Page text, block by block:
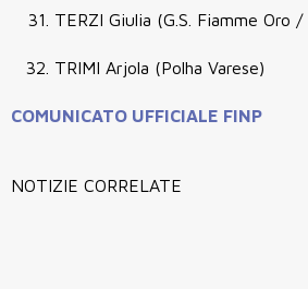
TERZI Giulia (G.S. Fiamme Oro /
TRIMI Arjola (Polha Varese)
COMUNICATO UFFICIALE FINP
NOTIZIE CORRELATE